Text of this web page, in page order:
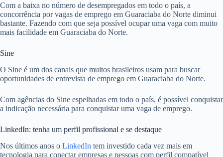
Com a baixa no número de desempregados em todo o país, a
concorrência por vagas de emprego em Guaraciaba do Norte diminui
bastante. Fazendo com que seja possível ocupar uma vaga com muito
mais facilidade em Guaraciaba do Norte.
Sine
O Sine é um dos canais que muitos brasileiros usam para buscar
oportunidades de entrevista de emprego em Guaraciaba do Norte.
Com agências do Sine espelhadas em todo o país, é possível conquistar
a indicação necessária para conquistar uma vaga de emprego.
LinkedIn: tenha um perfil profissional e se destaque
Nos últimos anos o LinkedIn tem investido cada vez mais em
tecnologia para conectar empresas e pessoas com perfil compatível